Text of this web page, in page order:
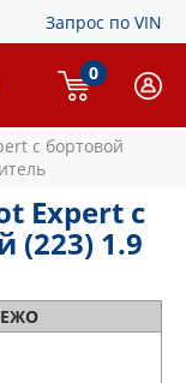
Запрос по VIN
0
c бортовой
Expert c
(223) 1.9